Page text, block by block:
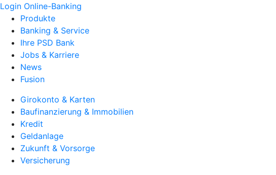
Login Online-Banking
Produkte
Banking & Service
Ihre PSD Bank
Jobs & Karriere
News
Fusion
Girokonto & Karten
Baufinanzierung & Immobilien
Kredit
Geldanlage
Zukunft & Vorsorge
Versicherung